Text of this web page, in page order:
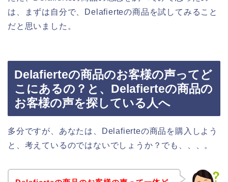
は、まずは自分で、Delafierteの商品を試してみること
だと思いました。
Delafierteの商品のお客様の声ってど
こにあるの？と、Delafierteの商品の
お客様の声を探している人へ
多分ですが、あなたは、Delafierteの商品を購入しよう
と、考えているのではないでしょうか？でも、、、。